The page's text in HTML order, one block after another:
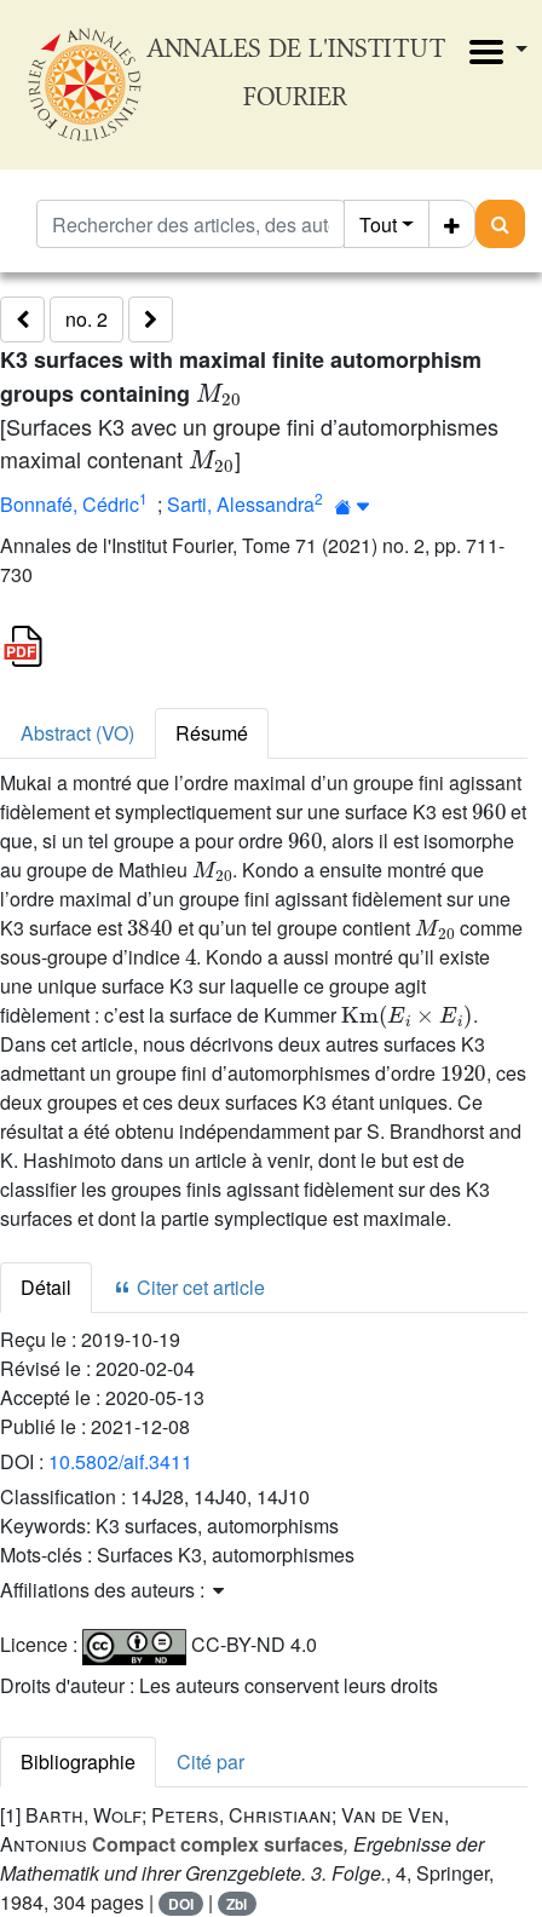
ANNALES DE L'INSTITUT
FOURIER
Tout
no. 2
K3 surfaces with maximal finite automorphism
groups containing
M20
[Surfaces K3 avec un groupe fini d’automorphismes
maximal contenantM20]
Bonnafé, Cédric1 ; Sarti, Alessandra2
Annales de l'Institut Fourier, Tome 71 (2021) no. 2, pp. 711-
730
Abstract (VO)
Résumé
Mukai a montré que l’ordre maximal d’un groupe fini agissant
fidèlement et symplectiquement sur une surface K3 est
960
et
que, si un tel groupe a pour ordre
960
, alors il est isomorphe
au groupe de Mathieu
M20
. Kondo a ensuite montré que
l’ordre maximal d’un groupe fini agissant fidèlement sur une
K3 surface est
3840
et qu’un tel groupe contient
M20
comme
sous-groupe d’indice
4
. Kondo a aussi montré qu’il existe
une unique surface K3 sur laquelle ce groupe agit
fidèlement : c’est la surface de Kummer
Km(Ei×E
.
Dans cet article, nous décrivons deux autres surfaces K3
admettant un groupe fini d’automorphismes d’ordre
1920
, ces
deux groupes et ces deux surfaces K3 étant uniques. Ce
résultat a été obtenu indépendamment par S. Brandhorst and
K. Hashimoto dans un article à venir, dont le but est de
classifier les groupes finis agissant fidèlement sur des K3
surfaces et dont la partie symplectique est maximale.
Détail
Citer cet article
Reçu le : 2019-10-19
Révisé le : 2020-02-04
Accepté le : 2020-05-13
Publié le : 2021-12-08
DOI : 10.5802/aif.3411
Classification : 14J28, 14J40, 14J10
Keywords: K3 surfaces, automorphisms
Mots-clés : Surfaces K3, automorphismes
Affiliations des auteurs :
Licence :
CC-BY-ND 4.0
Droits d'auteur : Les auteurs conservent leurs droits
Bibliographie
Cité par
[1] Barth, Wolf; Peters, Christiaan; Van de Ven,
Antonius Compact complex surfaces, Ergebnisse der
Mathematik und ihrer Grenzgebiete. 3. Folge., 4, Springer,
1984, 304 pages |
DOI | Zbl